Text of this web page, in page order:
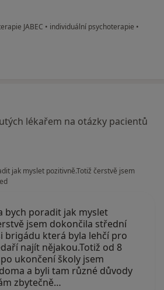
JABEC • individuální psychoterapie •
lékařem na otázky pacientů
jak myslet pozitivně.Totiž čerstvě jsem
bych poradit jak myslet
jsem dokončila střední
brigádu která byla lehčí pro
najít nějakou.Totiž od 8
ukončení školy jsem
a byli tam různé důvody
zbytečně…